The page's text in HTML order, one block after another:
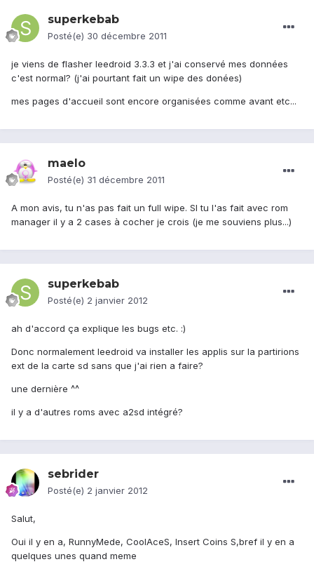
superkebab
Posté(e) 30 décembre 2011
je viens de flasher leedroid 3.3.3 et j'ai conservé mes données
c'est normal? (j'ai pourtant fait un wipe des donées)
mes pages d'accueil sont encore organisées comme avant etc...
maelo
Posté(e) 31 décembre 2011
A mon avis, tu n'as pas fait un full wipe. SI tu l'as fait avec rom
manager il y a 2 cases à cocher je crois (je me souviens plus...)
superkebab
Posté(e) 2 janvier 2012
ah d'accord ça explique les bugs etc. :)
Donc normalement leedroid va installer les applis sur la partirions
ext de la carte sd sans que j'ai rien a faire?
une dernière ^^
il y a d'autres roms avec a2sd intégré?
sebrider
Posté(e) 2 janvier 2012
Salut,
Oui il y en a, RunnyMede, CoolAceS, Insert Coins S,bref il y en a
quelques unes quand meme